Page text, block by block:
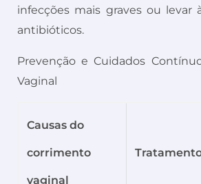
infecções mais graves ou levar
antibióticos.
Prevenção e Cuidados
Vaginal
Causas do
corrimento
vaginal